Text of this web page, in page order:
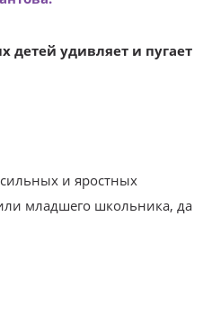
детей удивляет и пугает
и яростных
младшего школьника, да